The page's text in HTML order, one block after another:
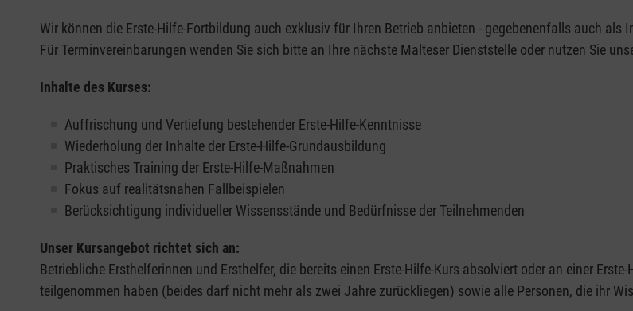
Wir können die Erste-Hilfe-Fortbildung auch exklusiv für Ihren Betrieb anbieten - gegebenenfalls auch als
Für Terminvereinbarungen wenden Sie sich bitte an Ihre nächste Malteser Dienststelle oder nutzen Sie
Inhalte des Kurses:
Auffrischung und Vertiefung bestehender Erste-Hilfe-Kenntnisse
Wiederholung der Inhalte der Erste-Hilfe-Grundausbildung
Praktisches Training der Erste-Hilfe-Maßnahmen
Fokus auf realitätsnahen Fallbeispielen
Berücksichtigung individueller Wissensstände und Bedürfnisse der Teilnehmenden
Unser Kursangebot richtet sich an:
Betriebliche Ersthelferinnen und Ersthelfer, die bereits einen Erste-Hilfe-Kurs absolviert oder an einer
teilgenommen haben (beides darf nicht mehr als zwei Jahre zurückliegen) sowie alle Personen, die ihr